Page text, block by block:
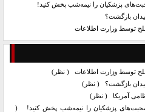
پزشکیان را نیمه‌شب پخش کنید!
بازگشت؟
( نظر)
بازگشت؟ ( نظر)
آمریکا
( نظر)
پزشکیان را نیمه‌شب پخش کنید!
(